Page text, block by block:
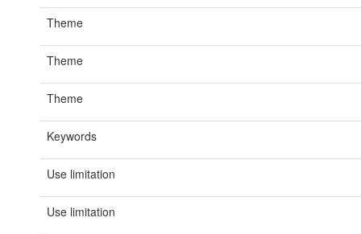
Theme
Theme
Theme
Keywords
Use limitation
Use limitation